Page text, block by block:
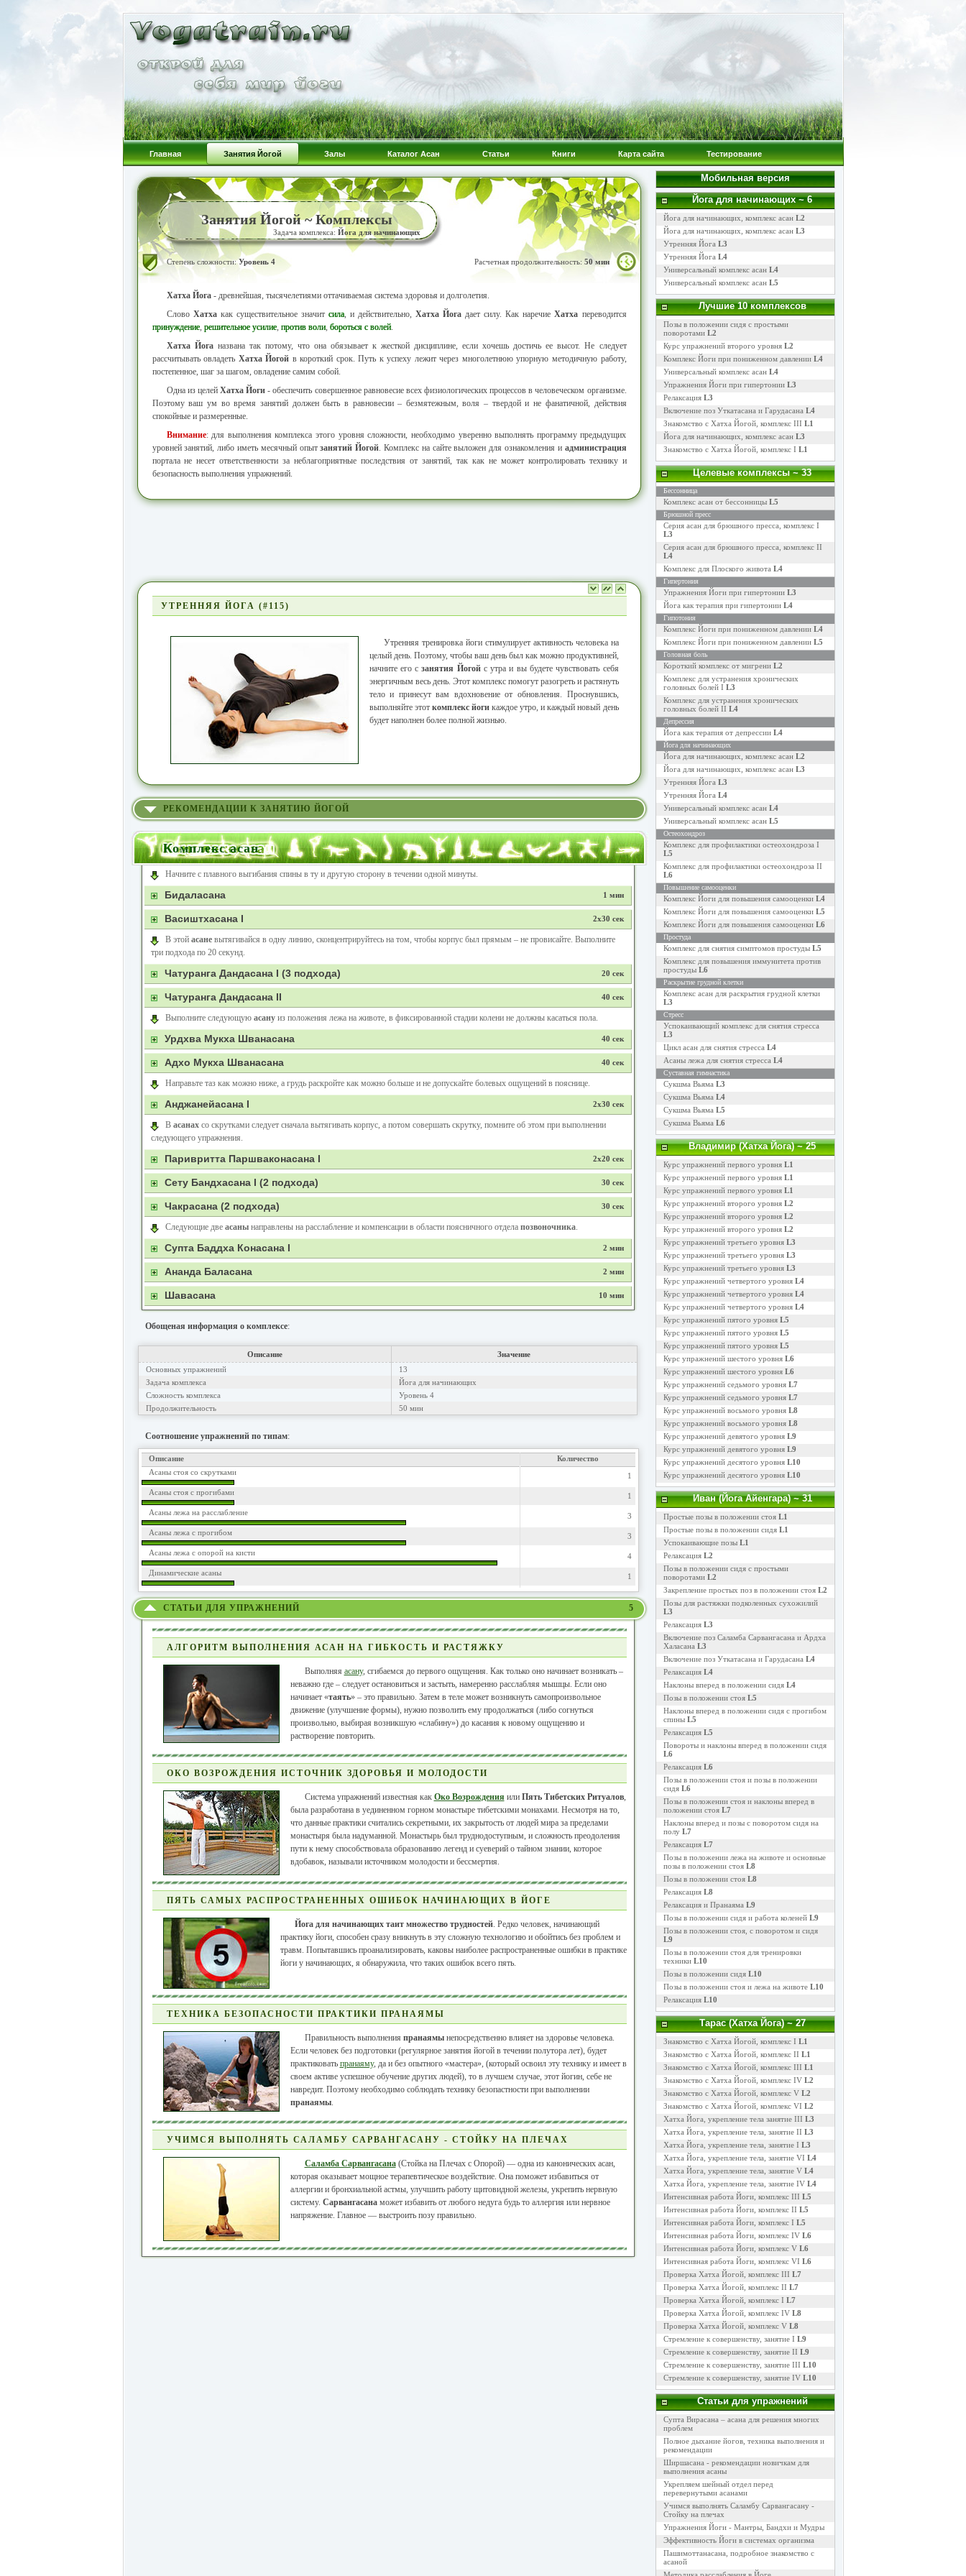
Главная Занятия Йогой Залы Каталог Асан Статьи Книги Карта сайта Тестирование
Занятия Йогой ~ Комплексы
Задача комплекса: Йога для начинающих
Степень сложности:Уровень 4 Расчетная продолжительность: 50 мин
Хатха Йога- древнейшая, тысячелетиями оттачиваемая система здоровья и долголетия.
Слово Хатхакак существительное значит сила, и действительно,Хатха Йога дает силу. Как наречиеХатха переводится
принуждение, решительное усилие, против воли, бороться с волей.
Хатха Йоганазвана так потому, что она обязывает к жесткой дисциплине, если хочешь достичь ее высот. Не следует
рассчитывать овладеть Хатха Йогой в короткий срок. Путь к успеху лежит через многолетнюю упорную методичную работу,
постепенное, шаг за шагом, овладение самим собой.
Одна из целей Хатха Йоги - обеспечить совершенное равновесие всех физиологических процессов в человеческом организме.
Поэтому ваш ум во время занятий должен быть в равновесии – безмятежным, воля – твердой и не фанатичной, действия
спокойные и размеренные.
Внимание: для выполнения комплекса этого уровня сложности, необходимо уверенно выполнять программу предыдущих
уровней занятий, либо иметь месячный опытзанятий Йогой. Комплекс на сайте выложен для ознакомления и администрация
портала не несет ответственности за неблагоприятные последствия от занятий, так как не может контролировать технику и
безопасность выполнения упражнений.
УТРЕННЯЯ ЙОГА (#115)
Утренняя тренировка йоги стимулирует активность человека на
целый день. Поэтому, чтобы ваш день был как можно продуктивней,
начните его сзанятия Йогойс утра и вы будете чувствовать себя
энергичным весь день. Этот комплекс помогут разогреть и растянуть
тело и принесут вам вдохновение от обновления. Проснувшись,
выполняйте этот комплекс йогикаждое утро, и каждый новый день
будет наполнен более полной жизнью.
РЕКОМЕНДАЦИИ К ЗАНЯТИЮ ЙОГОЙ
Комплекс асан
Начните с плавного выгибания спины в ту и другую сторону в течении одной минуты.
Бидаласана 1 мин
Васиштхасана I 2x30 сек
В этой асаневытягивайся в одну линию, сконцентрируйтесь на том, чтобы корпус был прямым – не провисайте. Выполните
три подхода по 20 секунд.
Чатуранга Дандасана I (3 подхода) 20 сек
Чатуранга Дандасана II 40 сек
Выполните следующую асануиз положения лежа на животе, в фиксированной стадии колени не должны касаться пола.
Урдхва Мукха Шванасана 40 сек
Адхо Мукха Шванасана 40 сек
Направьте таз как можно ниже, а грудь раскройте как можно больше и не допускайте болевых ощущений в пояснице.
Анджанейасана I 2x30 сек
В асанахсо скрутками следует сначала вытягивать корпус, а потом совершать скрутку, помните об этом при выполнении
следующего упражнения.
Паривритта Паршваконасана I 2x20 сек
Сету Бандхасана I (2 подхода) 30 сек
Чакрасана(2 подхода) 30 сек
Следующие две асанынаправлены на расслабление и компенсации в области поясничного отдела позвоночника.
Супта Баддха Конасана I 2 мин
Ананда Баласана 2 мин
Шавасана 10 мин
Обощеная информация о комплексе:
Описание
Значение
Основных упражнений
13
Задача комплекса
Йога для начинающих
Сложность комплекса
Уровень 4
Продолжительность
50 мин
Соотношение упражнений по типам:
Описание
Количество
Асаны стоя со скрутками
1
Асаны стоя с прогибами
1
Асаны лежа на расслабление
3
Асаны лежа с прогибом
3
Асаны лежа с опорой на кисти
4
Динамические асаны
1
СТАТЬИ ДЛЯ УПРАЖНЕНИЙ 5
АЛГОРИТМ ВЫПОЛНЕНИЯ АСАН НА ГИБКОСТЬ И РАСТЯЖКУ
Выполняя асану, сгибаемся до первого ощущения. Как только оно начинает возникать –
неважно где – следует остановиться и застыть, намеренно расслабляя мышцы. Если оно
начинает «таять» – это правильно. Затем в теле может возникнуть самопроизвольное
движение (улучшение формы), нужно позволить ему продолжаться (либо согнуться
произвольно, выбирая возникшую «слабину») до касания к новому ощущению и
растворение повторить.
ОКО ВОЗРОЖДЕНИЯ ИСТОЧНИК ЗДОРОВЬЯ И МОЛОДОСТИ
Система упражнений известная как Око Возрождения или Пять Тибетских Ритуалов,
была разработана в уединенном горном монастыре тибетскими монахами. Несмотря на то,
что данные практики считались секретными, их закрытость от людей мира за пределами
монастыря была надуманной. Монастырь был труднодоступным, и сложность преодоления
пути к нему способствовала образованию легенд и суеверий о тайном знании, которое
вдобавок, называли источником молодости и бессмертия.
ПЯТЬ САМЫХ РАСПРОСТРАНЕННЫХ ОШИБОК НАЧИНАЮЩИХ В ЙОГЕ
Йога для начинающих таит множество трудностей. Редко человек, начинающий
практику йоги, способен сразу вникнуть в эту сложную технологию и обойтись без проблем и
травм. Попытавшись проанализировать, каковы наиболее распространенные ошибки в практике
йоги у начинающих, я обнаружила, что таких ошибок всего пять.
ТЕХНИКА БЕЗОПАСНОСТИ ПРАКТИКИ ПРАНАЯМЫ
Правильность выполнения пранаямынепосредственно влияет на здоровье человека.
Если человек без подготовки (регулярное занятия йогой в течении полутора лет), будет
практиковать пранаяму, да и без опытного «мастера», (который освоил эту технику и имеет в
своем активе успешное обучение других людей), то в лучшем случае, этот йогин, себе не
навредит. Поэтому необходимо соблюдать технику безопастности при выполнении
пранаямы.
УЧИМСЯ ВЫПОЛНЯТЬ САЛАМБУ САРВАНГАСАНУ - СТОЙКУ НА ПЛЕЧАХ
Саламба Сарвангасана(Стойка на Плечах с Опорой) — одна из канонических асан,
которая оказывает мощное терапевтическое воздействие. Она поможет избавиться от
аллергии и бронхиальной астмы, улучшить работу щитовидной железы, укрепить нервную
систему. Сарвангасанаможет избавить от любого недуга будь то аллергия или нервное
напряжение. Главное — выстроить позу правильно.
Мобильная версия
Йога для начинающих~ 6
Йога для начинающих, комплекс асан L2
Йога для начинающих, комплекс асан L3
Утренняя Йога L3
Утренняя Йога L4
Универсальный комплекс асан L4
Универсальный комплекс асан L5
Лучшие 10 комплексов
Позы в положении сидя с простыми
поворотами L2
Курс упражнений второго уровня L2
Комплекс Йоги при пониженном давлении L4
Универсальный комплекс асан L4
Упражнения Йоги при гипертонии L3
Релаксация L3
Включение поз Уткатасана и Гарудасана L4
Знакомство с Хатха Йогой, комплекс III L1
Йога для начинающих, комплекс асан L3
Знакомство с Хатха Йогой, комплекс I L1
Целевые комплексы~ 33
Бессонница
Комплекс асан от бессонницы L5
Брюшной пресс
Серия асан для брюшного пресса, комплекс I
L3
Серия асан для брюшного пресса, комплекс II
L4
Комплекс для Плоского живота L4
Гипертония
Упражнения Йоги при гипертонии L3
Йога как терапия при гипертонии L4
Гипотония
Комплекс Йоги при пониженном давлении L4
Комплекс Йоги при пониженном давлении L5
Головная боль
Короткий комплекс от мигрени L2
Комплекс для устранения хронических
головных болей I L3
Комплекс для устранения хронических
головных болей II L4
Депрессия
Йога как терапия от депрессии L4
Йога для начинающих
Йога для начинающих, комплекс асан L2
Йога для начинающих, комплекс асан L3
Утренняя Йога L3
Утренняя Йога L4
Универсальный комплекс асан L4
Универсальный комплекс асан L5
Остеохондроз
Комплекс для профилактики остеохондроза I
L5
Комплекс для профилактики остеохондроза II
L6
Повышение самооценки
Комплекс Йоги для повышения самооценки L4
Комплекс Йоги для повышения самооценки L5
Комплекс Йоги для повышения самооценки L6
Простуда
Комплекс для снятия симптомов простуды L5
Комплекс для повышения иммунитета против
простуды L6
Раскрытие грудной клетки
Комплекс асан для раскрытия грудной клетки
L3
Стресс
Успокаивающий комплекс для снятия стресса
L3
Цикл асан для снятия стресса L4
Асаны лежа для снятия стресса L4
Суставная гимнастика
Сукшма Вьяма L3
Сукшма Вьяма L4
Сукшма Вьяма L5
Сукшма Вьяма L6
Владимир (Хатха Йога)~ 25
Курс упражнений первого уровня L1
Курс упражнений первого уровня L1
Курс упражнений первого уровня L1
Курс упражнений второго уровня L2
Курс упражнений второго уровня L2
Курс упражнений второго уровня L2
Курс упражнений третьего уровня L3
Курс упражнений третьего уровня L3
Курс упражнений третьего уровня L3
Курс упражнений четвертого уровня L4
Курс упражнений четвертого уровня L4
Курс упражнений четвертого уровня L4
Курс упражнений пятого уровня L5
Курс упражнений пятого уровня L5
Курс упражнений пятого уровня L5
Курс упражнений шестого уровня L6
Курс упражнений шестого уровня L6
Курс упражнений седьмого уровня L7
Курс упражнений седьмого уровня L7
Курс упражнений восьмого уровня L8
Курс упражнений восьмого уровня L8
Курс упражнений девятого уровня L9
Курс упражнений девятого уровня L9
Курс упражнений десятого уровня L10
Курс упражнений десятого уровня L10
Иван (Йога Айенгара)~ 31
Простые позы в положении стоя L1
Простые позы в положении сидя L1
Успокаивающие позы L1
Релаксация L2
Позы в положении сидя с простыми
поворотами L2
Закрепление простых поз в положении стоя L2
Позы для растяжки подколенных сухожилий
L3
Релаксация L3
Включение поз Саламба Сарвангасана и Ардха
Халасана L3
Включение поз Уткатасана и Гарудасана L4
Релаксация L4
Наклоны вперед в положении сидя L4
Позы в положении стоя L5
Наклоны вперед в положении сидя с прогибом
спины L5
Релаксация L5
Повороты и наклоны вперед в положении сидя
L6
Релаксация L6
Позы в положении стоя и позы в положении
сидя L6
Позы в положении стоя и наклоны вперед в
положении стоя L7
Наклоны вперед и позы с поворотом сидя на
полу L7
Релаксация L7
Позы в положении лежа на животе и основные
позы в положении стоя L8
Позы в положении стоя L8
Релаксация L8
Релаксация и Пранаяма L9
Позы в положении сидя и работа коленей L9
Позы в положении стоя, с поворотом и сидя
L9
Позы в положении стоя для тренировки
техники L10
Позы в положении сидя L10
Позы в положении стоя и лежа на животе L10
Релаксация L10
Тарас (Хатха Йога)~ 27
Знакомство с Хатха Йогой, комплекс I L1
Знакомство с Хатха Йогой, комплекс II L1
Знакомство с Хатха Йогой, комплекс III L1
Знакомство с Хатха Йогой, комплекс IV L2
Знакомство с Хатха Йогой, комплекс V L2
Знакомство с Хатха Йогой, комплекс VI L2
Хатха Йога, укрепление тела занятие III L3
Хатха Йога, укрепление тела, занятие II L3
Хатха Йога, укрепление тела, занятие I L3
Хатха Йога, укрепление тела, занятие VI L4
Хатха Йога, укрепление тела, занятие V L4
Хатха Йога, укрепление тела, занятие IV L4
Интенсивная работа Йоги, комплекс III L5
Интенсивная работа Йоги, комплекс II L5
Интенсивная работа Йоги, комплекс I L5
Интенсивная работа Йоги, комплекс IV L6
Интенсивная работа Йоги, комплекс V L6
Интенсивная работа Йоги, комплекс VI L6
Проверка Хатха Йогой, комплекс III L7
Проверка Хатха Йогой, комплекс II L7
Проверка Хатха Йогой, комплекс I L7
Проверка Хатха Йогой, комплекс IV L8
Проверка Хатха Йогой, комплекс V L8
Стремление к совершенству, занятие I L9
Стремление к совершенству, занятие II L9
Стремление к совершенству, занятие III L10
Стремление к совершенству, занятие IV L10
Статьи для упражнений
Супта Вирасана – асана для решения многих
проблем
Полное дыхание йогов, техника выполнения и
рекомендации
Ширшасана - рекомендации новичкам для
выполнения асаны
Укрепляем шейный отдел перед
перевернутыми асанами
Учимся выполнять Саламбу Сарвангасану -
Стойку на плечах
Упражнения Йоги - Мантры, Бандхи и Мудры
Эффективность Йоги в системах организма
Пашимоттанасана, подробное знакомство с
асаной